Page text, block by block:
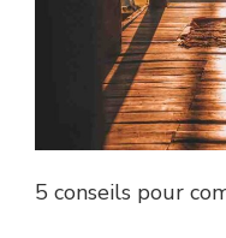
5 conseils pour